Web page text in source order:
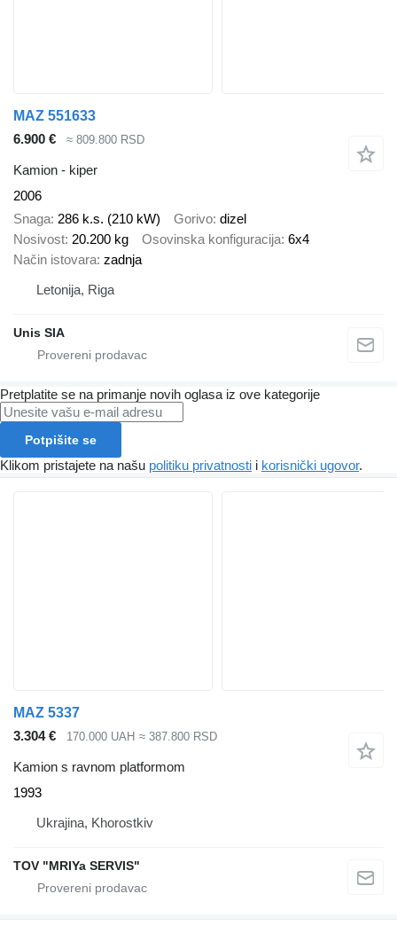
MAZ 551633
6.900 €
≈ 809.800 RSD
Kamion - kiper
2006
Snaga 286 k.s. (210 kW) Gorivo dizel
Nosivost 20.200 kg Osovinska konfiguracija 6x4
Način istovara zadnja
Letonija, Riga
Unis SIA
Pretplatite se na primanje novih oglasa iz ove kategorije
Potpišite se
Klikom pristajete na našu politiku privatnosti i korisnički ugovor.
MAZ 5337
3.304 €
170.000 UAH ≈ 387.800 RSD
Kamion s ravnom platformom
1993
Ukrajina, Khorostkiv
TOV "MRIYa SERVIS"